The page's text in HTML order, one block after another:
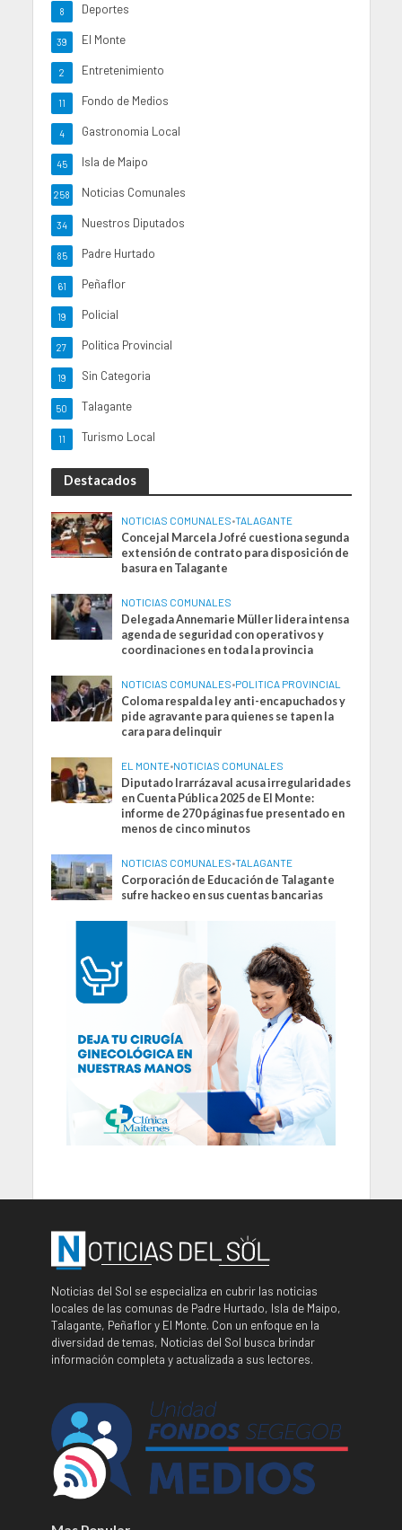
Deportes
8
El Monte
39
Entretenimiento
2
Fondo de Medios
11
Gastronomia Local
4
Isla de Maipo
45
Noticias Comunales
258
Nuestros Diputados
34
Padre Hurtado
85
Peñaflor
61
Policial
19
Politica Provincial
27
Sin Categoria
19
Talagante
50
Turismo Local
11
Destacados
NOTICIAS COMUNALES•TALAGANTE
Concejal Marcela Jofré cuestiona segunda
extensión de contrato para disposición de
basura en Talagante
NOTICIAS COMUNALES
Delegada Annemarie Müller lidera intensa
agenda de seguridad con operativos y
coordinaciones en toda la provincia
NOTICIAS COMUNALES•POLITICA PROVINCIAL
Coloma respalda ley anti-encapuchados y
pide agravante para quienes se tapen la
cara para delinquir
EL MONTE•NOTICIAS COMUNALES
Diputado Irarrázaval acusa irregularidades
en Cuenta Pública 2025 de El Monte:
informe de 270 páginas fue presentado en
menos de cinco minutos
NOTICIAS COMUNALES•TALAGANTE
Corporación de Educación de Talagante
sufre hackeo en sus cuentas bancarias
Noticias del Sol se especializa en cubrir las noticias
locales de las comunas de Padre Hurtado, Isla de Maipo,
Talagante, Peñaflor y El Monte. Con un enfoque en la
diversidad de temas, Noticias del Sol busca brindar
información completa y actualizada a sus lectores.